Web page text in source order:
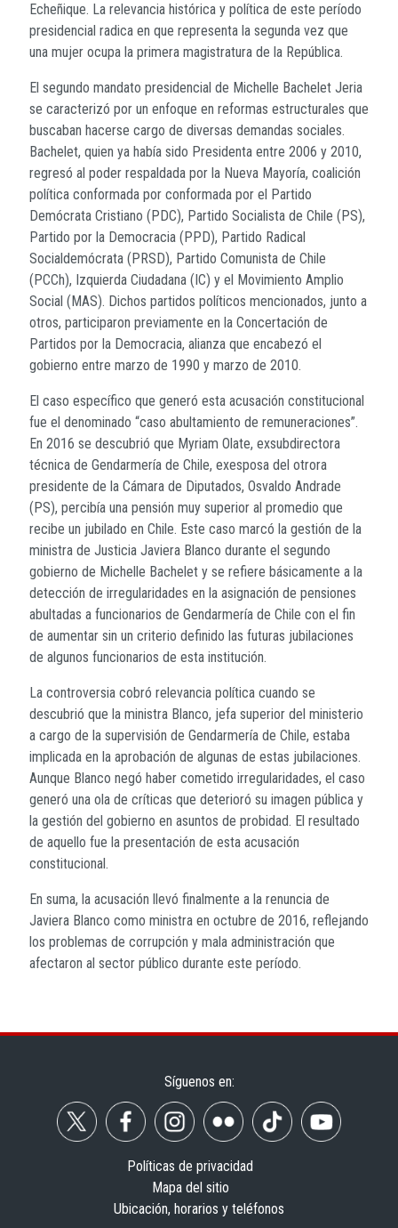
Echeñique. La relevancia histórica y política de este período
presidencial radica en que representa la segunda vez que
una mujer ocupa la primera magistratura de la República.
El segundo mandato presidencial de Michelle Bachelet Jeria
se caracterizó por un enfoque en reformas estructurales que
buscaban hacerse cargo de diversas demandas sociales.
Bachelet, quien ya había sido Presidenta entre 2006 y 2010,
regresó al poder respaldada por la Nueva Mayoría, coalición
política conformada por conformada por el Partido
Demócrata Cristiano (PDC), Partido Socialista de Chile (PS),
Partido por la Democracia (PPD), Partido Radical
Socialdemócrata (PRSD), Partido Comunista de Chile
(PCCh), Izquierda Ciudadana (IC) y el Movimiento Amplio
Social (MAS). Dichos partidos políticos mencionados, junto a
otros, participaron previamente en la Concertación de
Partidos por la Democracia, alianza que encabezó el
gobierno entre marzo de 1990 y marzo de 2010.
El caso específico que generó esta acusación constitucional
fue el denominado “caso abultamiento de remuneraciones”.
En 2016 se descubrió que Myriam Olate, exsubdirectora
técnica de Gendarmería de Chile, exesposa del otrora
presidente de la Cámara de Diputados, Osvaldo Andrade
(PS), percibía una pensión muy superior al promedio que
recibe un jubilado en Chile. Este caso marcó la gestión de la
ministra de Justicia Javiera Blanco durante el segundo
gobierno de Michelle Bachelet y se refiere básicamente a la
detección de irregularidades en la asignación de pensiones
abultadas a funcionarios de Gendarmería de Chile con el fin
de aumentar sin un criterio definido las futuras jubilaciones
de algunos funcionarios de esta institución.
La controversia cobró relevancia política cuando se
descubrió que la ministra Blanco, jefa superior del ministerio
a cargo de la supervisión de Gendarmería de Chile, estaba
implicada en la aprobación de algunas de estas jubilaciones.
Aunque Blanco negó haber cometido irregularidades, el caso
generó una ola de críticas que deterioró su imagen pública y
la gestión del gobierno en asuntos de probidad. El resultado
de aquello fue la presentación de esta acusación
constitucional.
En suma, la acusación llevó finalmente a la renuncia de
Javiera Blanco como ministra en octubre de 2016, reflejando
los problemas de corrupción y mala administración que
afectaron al sector público durante este período.
Síguenos en:
Políticas de privacidad
Mapa del sitio
Ubicación, horarios y teléfonos